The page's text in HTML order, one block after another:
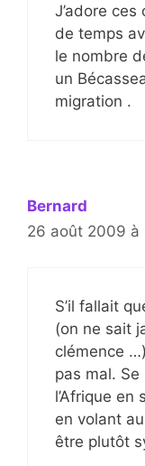
J’adore
de temps
le nombre
un
migration .
Bernard
26 août 2009 à
S’il fallait
(on ne sait
clémence
pas mal.
l’Afrique
en volant
être plutôt